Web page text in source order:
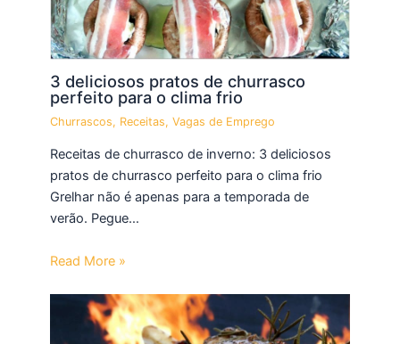
3 deliciosos pratos de churrasco
perfeito para o clima frio
Churrascos, Receitas,Vagas de Emprego
Receitas de churrasco de inverno: 3 deliciosos
pratos de churrasco perfeito para o clima frio
Grelhar não é apenas para a temporada de
verão. Pegue…
Read More »